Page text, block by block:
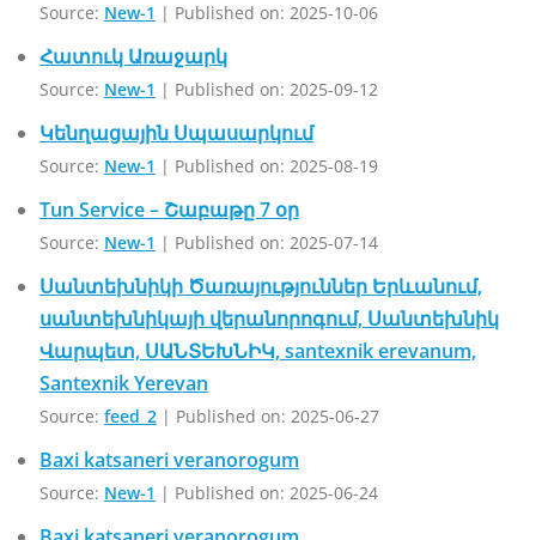
Source: New-1 Published on: 2025-10-06
Հատուկ Առաջարկ
Source: New-1 Published on: 2025-09-12
Կենղացային Սպասարկում
Source: New-1 Published on: 2025-08-19
Tun Service – Շաբաթը 7 օր
Source: New-1 Published on: 2025-07-14
Սանտեխնիկի Ծառայություններ Երևանում,
սանտեխնիկայի վերանորոգում, Սանտեխնիկ
Վարպետ, ՍԱՆՏԵԽՆԻԿ, santexnik erevanum,
Santexnik Yerevan
Source: feed_2 Published on: 2025-06-27
Baxi katsaneri veranorogum
Source: New-1 Published on: 2025-06-24